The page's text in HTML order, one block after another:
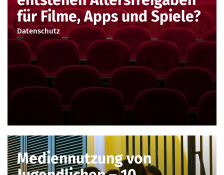
für Filme, Apps und Spiele?
Datenschutz
Mediennutzung von